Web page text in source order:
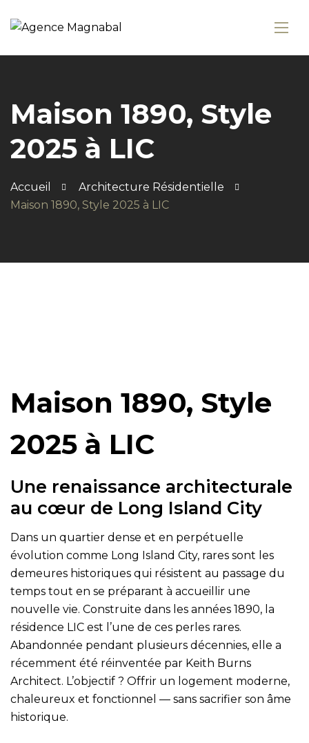
Maison 1890, Style
2025 à LIC
Accueil
Architecture Résidentielle
Maison 1890, Style 2025 à LIC
Maison 1890, Style
2025 à LIC
Une renaissance architecturale
au cœur de Long Island City
Dans un quartier dense et en perpétuelle
évolution comme Long Island City, rares sont les
demeures historiques qui résistent au passage du
temps tout en se préparant à accueillir une
nouvelle vie. Construite dans les années 1890, la
résidence LIC est l’une de ces perles rares.
Abandonnée pendant plusieurs décennies, elle a
récemment été réinventée par Keith Burns
Architect. L’objectif ? Offrir un logement moderne,
chaleureux et fonctionnel — sans sacrifier son âme
historique.